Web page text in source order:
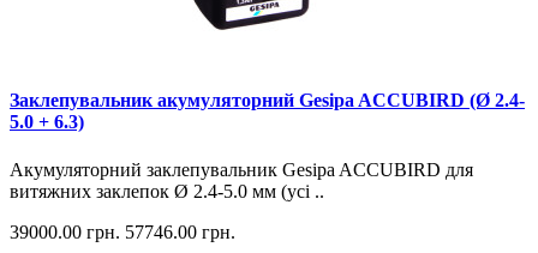
Заклепувальник акумуляторний Gesipa ACCUBIRD (Ø 2.4-
5.0 + 6.3)
Акумуляторний заклепувальник Gesipa ACCUBIRD для
витяжних заклепок Ø 2.4-5.0 мм (усі ..
39000.00 грн. 57746.00 грн.